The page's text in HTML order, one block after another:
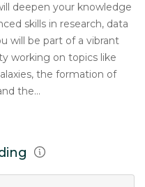
deepen your knowledge
skills in research, data
will be part of a vibrant
working on topics like
the formation of
the...